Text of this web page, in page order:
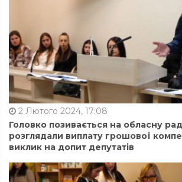
2 Лютого 2024, 17:08
Головко позивається на обласну
розглядали виплату грошової
виклик на допит депутатів